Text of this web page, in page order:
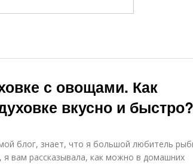
с овощами. Как
вкусно и
блог, знает, что я большой любитель
вам рассказывала, как можно в домашних